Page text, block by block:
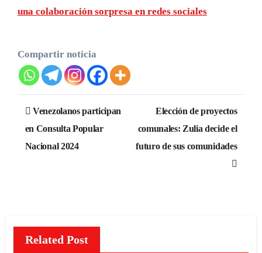
una colaboración sorpresa en redes sociales
Compartir noticia
Navegación
de
entradas
Venezolanos participan
en Consulta Popular
Nacional 2024
Elección de proyectos
comunales: Zulia decide el
futuro de sus comunidades
Related Post